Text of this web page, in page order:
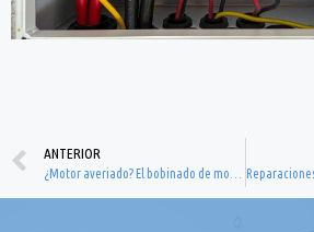
ANTERIOR